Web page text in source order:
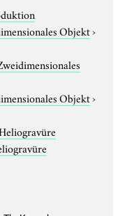
Objekt›
Objekt›